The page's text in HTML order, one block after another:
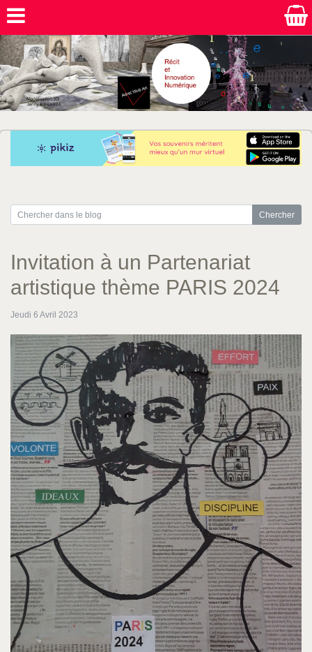
Invitation à un Partenariat
artistique thème PARIS 2024
Jeudi 6 Avril 2023